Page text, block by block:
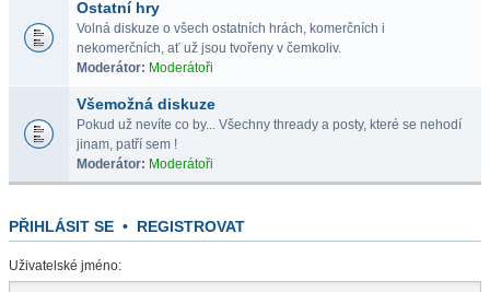
Ostatní hry
Volná diskuze o všech ostatních hrách, komerčních i
nekomerčních, ať už jsou tvořeny v čemkoliv.
Moderátor: Moderátoři
Všemožná diskuze
Pokud už nevíte co by... Všechny thready a posty, které se nehodí
jinam, patří sem !
Moderátor: Moderátoři
PŘIHLÁSIT SE • REGISTROVAT
Uživatelské jméno: